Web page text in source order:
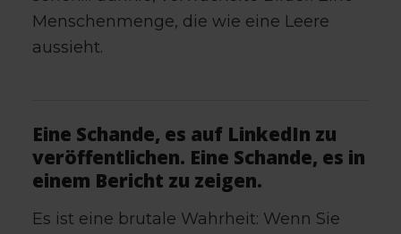
Menschenmenge, die wie eine Leere
aussieht.
Eine Schande, es auf LinkedIn zu
veröffentlichen. Eine Schande, es in
einem Bericht zu zeigen.
Es ist eine brutale Wahrheit: Wenn Sie